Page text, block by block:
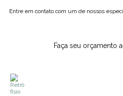
Entre em contato com um de nossos
Faça seu orçamento